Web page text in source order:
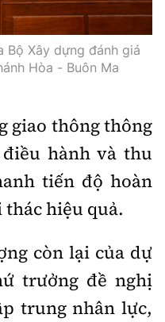
Bộ Xây dựng đánh giá
Hòa - Buôn Ma
giao thông thông
hành và thu
tiến độ hoàn
hiệu quả.
còn lại của dự
trưởng đề nghị
trung nhân lực,